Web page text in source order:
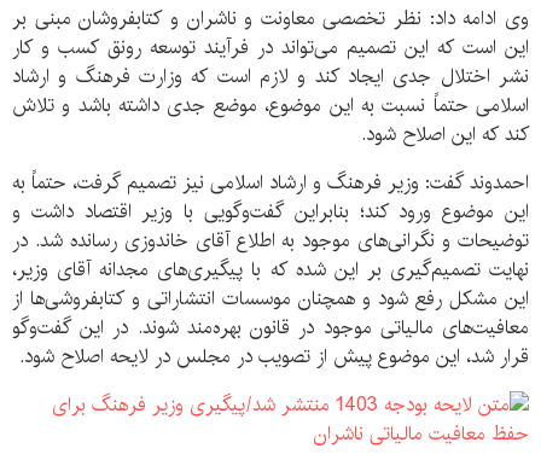
وی ادامه داد: نظر تخصصی معاونت و ناشران و کتابفروشان مبنی بر
این است که این تصمیم می‌تواند در فرآیند توسعه رونق کسب و کار
نشر اختلال جدی ایجاد کند و لازم است که وزارت فرهنگ و ارشاد
اسلامی حتماً نسبت به این موضوع، موضع جدی داشته باشد و تلاش
کند که این اصلاح شود.
احمدوند گفت: وزیر فرهنگ و ارشاد اسلامی نیز تصمیم گرفت، حتماً به
این موضوع ورود کند؛ بنابراین گفت‌وگویی با وزیر اقتصاد داشت و
توضیحات و نگرانی‌های موجود به اطلاع آقای خاندوزی رسانده شد. در
نهایت تصمیم‌گیری بر این شده که با پیگیری‌های مجدانه آقای وزیر،
این مشکل رفع شود و همچنان موسسات انتشاراتی و کتابفروشی‌ها از
معافیت‌های مالیاتی موجود در قانون بهره‌مند شوند. در این گفت‌وگو
قرار شد، این موضوع پیش از تصویب در مجلس در لایحه اصلاح شود.